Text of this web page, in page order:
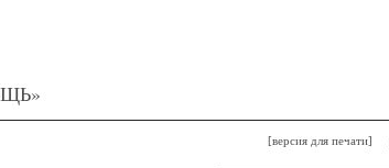
[версия для печати]